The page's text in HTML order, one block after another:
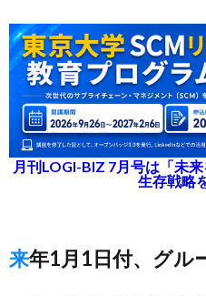
月刊LOGI-BIZ 7月号は「未
生存戦略
来年1月1日付、グ